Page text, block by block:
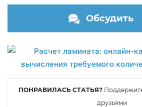
Обсудить
ПОНРАВИЛАСЬ СТАТЬЯ?
друзьями